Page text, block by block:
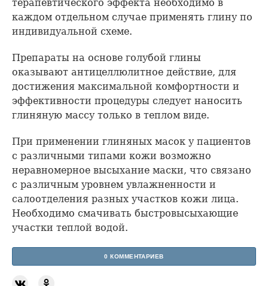
терапевтического эффекта необходимо в
каждом отдельном случае применять глину по
индивидуальной схеме.
Препараты на основе голубой глины
оказывают антицеллюлитное действие, для
достижения максимальной комфортности и
эффективности процедуры следует наносить
глиняную массу только в теплом виде.
При применении глиняных масок у пациентов
с различными типами кожи возможно
неравномерное высыхание маски, что связано
с различным уровнем увлажненности и
салоотделения разных участков кожи лица.
Необходимо смачивать быстровысыхающие
участки теплой водой.
0 КОММЕНТАРИЕВ